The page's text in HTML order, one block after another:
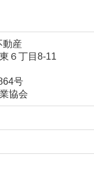
動産
６丁目8-11
号
協会